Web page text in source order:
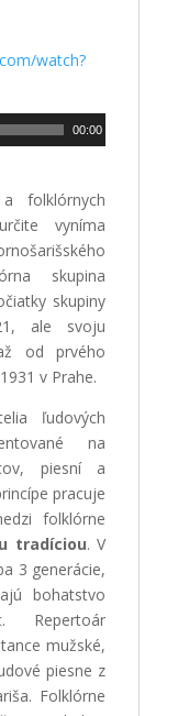
watch?
00:00
folklórnych
vyníma
skupina
skupiny
ale svoju
od prvého
v Prahe.
ľudových
na
piesní a
pracuje
folklórne
tradíciou. V
3 generácie,
bohatstvo
Repertoár
mužské,
piesne z
Folklórne